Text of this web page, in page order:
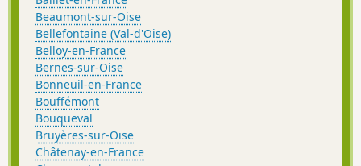
Beaumont-sur-Oise
Bellefontaine (Val-d'Oise)
Belloy-en-France
Bernes-sur-Oise
Bonneuil-en-France
Bouffémont
Bouqueval
Bruyères-sur-Oise
Châtenay-en-France